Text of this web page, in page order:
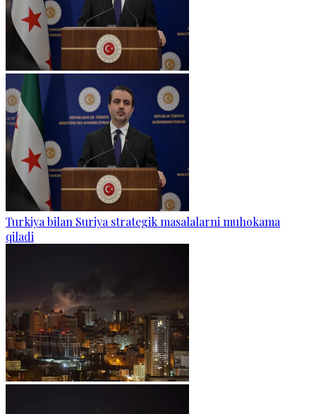
Turkiya bilan Suriya strategik masalalarni muhokama
qiladi